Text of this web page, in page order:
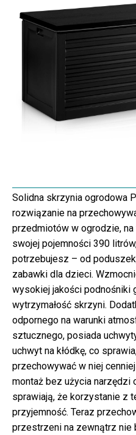
Solidna skrzynia ogrodowa
rozwiązanie na
przedmiotów w ogrodzie,
swojej pojemności 390
potrzebujesz – od
zabawki dla dzieci.
wysokiej jakości podnośniki
wytrzymałość skrzyni.
odpornego na warunki
sztucznego, posiada
uchwyt na kłódkę, co
przechowywać w niej
montaż bez użycia narzędzi
sprawiają, że korzystanie z
przyjemność. Teraz
przestrzeni na zewnątrz nie